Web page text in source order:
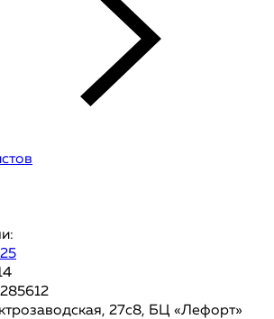
27с8, БЦ «Лефорт»